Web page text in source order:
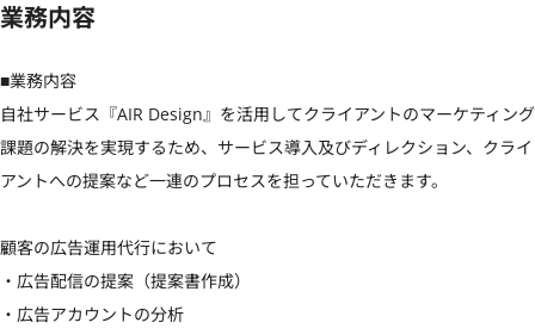
業務内容
■業務内容
自社サービス『AIR Design』を活用してクライアントのマーケティング
課題の解決を実現するため、サービス導入及びディレクション、クライ
アントへの提案など一連のプロセスを担っていただきます。
顧客の広告運用代行において
・広告配信の提案（提案書作成）
・広告アカウントの分析